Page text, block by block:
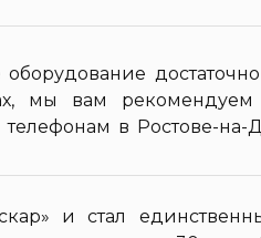
оборудование
мы вам рекомендуем
в Ростове-на-
и стал